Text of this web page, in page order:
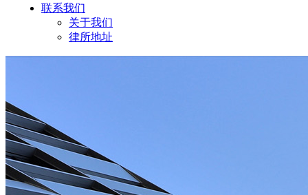
联系我们
关于我们
律所地址